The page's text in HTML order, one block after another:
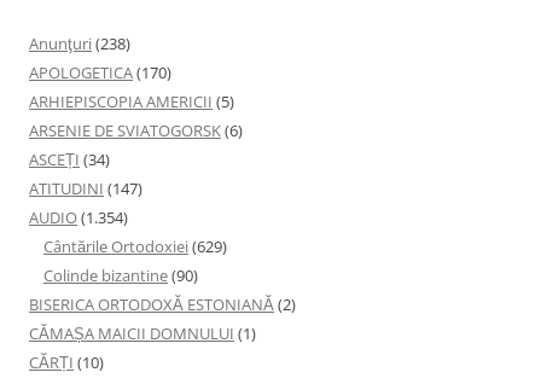
Anunţuri(238)
APOLOGETICA(170)
ARHIEPISCOPIA AMERICII (5)
ARSENIE DE SVIATOGORSK(6)
ASCEȚI (34)
ATITUDINI (147)
AUDIO(1.354)
Cântările Ortodoxiei(629)
Colinde bizantine(90)
BISERICA ORTODOXĂ ESTONIANĂ(2)
CĂMAȘA MAICII DOMNULUI (1)
CĂRȚI (10)